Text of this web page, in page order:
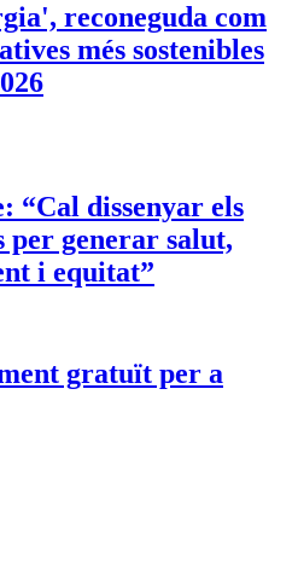
reconeguda com
més sostenibles
“Cal dissenyar els
per generar salut,
i equitat”
gratuït per a